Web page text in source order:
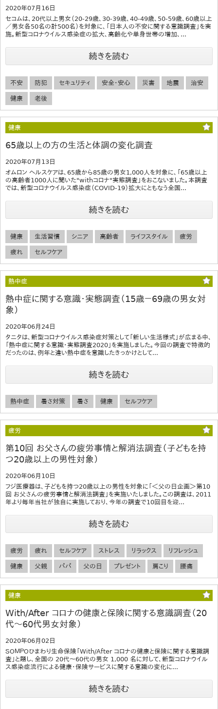
2020年07月16日
セコムは、20代以上男女（20-29歳、30-39歳、40-49歳、50-59歳、60歳以上
／男女各50名の計500名）を対象に、「日本人の不安に関する意識調査」を実
施。新型コロナウイルス感染症の拡大、高齢化や単身世帯の増加、...
続きを読む
不安 防犯 セキュリティ 安全・安心 災害 地震 治安
健康 老後
健康
65歳以上の方の生活と体調の変化調査
2020年07月13日
オムロン ヘルスケアは、65歳から85歳の男女1,000人を対象に、「65歳以上
の高齢者1000人に聞いた"withコロナ"実態調査」をおこないました。本調査
では、新型コロナウイルス感染症（COVID-19）拡大にともなう全国...
続きを読む
健康 生活習慣 シニア 高齢者 ライフスタイル 疲労
疲れ セルフケア
熱中症
熱中症に関する意識・実態調査（15歳－69歳の男女対
象）
2020年06月24日
タニタは、新型コロナウイルス感染症対策として「新しい生活様式」が広まる中、
「熱中症に関する意識・実態調査2020」を実施しました。今回の調査で特徴的
だったのは、例年と違い熱中症を意識したきっかけとして...
続きを読む
熱中症 暑さ対策 暑さ 健康 セルフケア
疲労
第10回 お父さんの疲労事情と解消法調査（子どもを持
つ20歳以上の男性対象）
2020年06月10日
フジ医療器は、子どもを持つ20歳以上の男性を対象に「＜父の日企画＞第10
回 お父さんの疲労事情と解消法調査」を実施いたしました。この調査は、2011
年より毎年当社が独自に実施しており、今年の調査で10回目を迎...
続きを読む
疲労 疲れ セルフケア ストレス リラックス リフレッシュ
健康 父親 パパ 父の日 プレゼント 肩こり 腰痛
健康
With/After コロナの健康と保険に関する意識調査（20
代～60代男女対象）
2020年06月02日
ＳＯＭＰＯひまわり生命保険「With/After コロナの健康と保険に関する意識調
査」と題し、全国の 20代～60代の男女 1,000 名に対して、新型コロナウイル
ス感染症流行による健康・保険サービスに関する意識の変化に...
続きを読む